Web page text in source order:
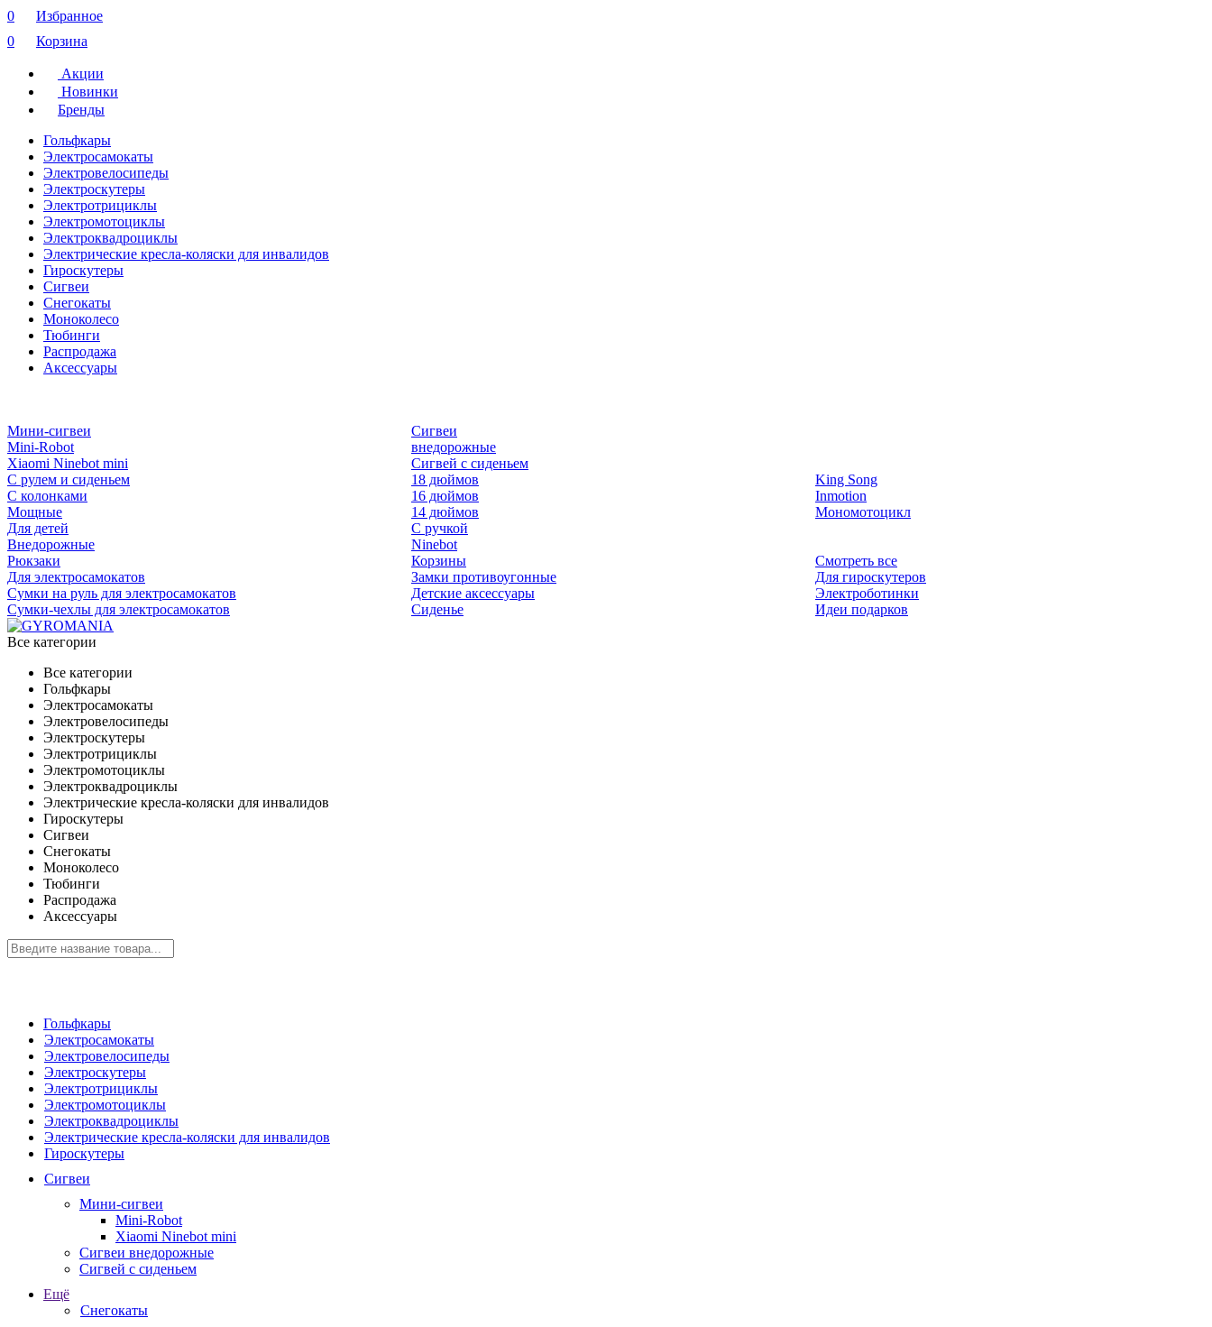
0
Избранное
0
Корзина
Акции
Новинки
Бренды
Гольфкары
Электросамокаты
Электровелосипеды
Электроскутеры
Электротрициклы
Электромотоциклы
Электроквадроциклы
Электрические кресла-коляски для инвалидов
Гироскутеры
Сигвеи
Снегокаты
Моноколесо
Тюбинги
Распродажа
Аксессуары
Мини-сигвеи
Mini-Robot
Xiaomi Ninebot mini
Сигвеи
внедорожные
Сигвей с сиденьем
С рулем и сиденьем
С колонками
Мощные
Для детей
Внедорожные
18 дюймов
16 дюймов
14 дюймов
С ручкой
Ninebot
King Song
Inmotion
Мономотоцикл
Рюкзаки
Для электросамокатов
Сумки на руль для электросамокатов
Сумки-чехлы для электросамокатов
Корзины
Замки противоугонные
Детские аксессуары
Сиденье
Смотреть все
Для гироскутеров
Электроботинки
Идеи подарков
Все категории
Все категории
Гольфкары
Электросамокаты
Электровелосипеды
Электроскутеры
Электротрициклы
Электромотоциклы
Электроквадроциклы
Электрические кресла-коляски для инвалидов
Гироскутеры
Сигвеи
Снегокаты
Моноколесо
Тюбинги
Распродажа
Аксессуары
Гольфкары
Электросамокаты
Электровелосипеды
Электроскутеры
Электротрициклы
Электромотоциклы
Электроквадроциклы
Электрические кресла-коляски для инвалидов
Гироскутеры
Сигвеи
Мини-сигвеи
Mini-Robot
Xiaomi Ninebot mini
Сигвеи внедорожные
Сигвей с сиденьем
Ещё
Снегокаты